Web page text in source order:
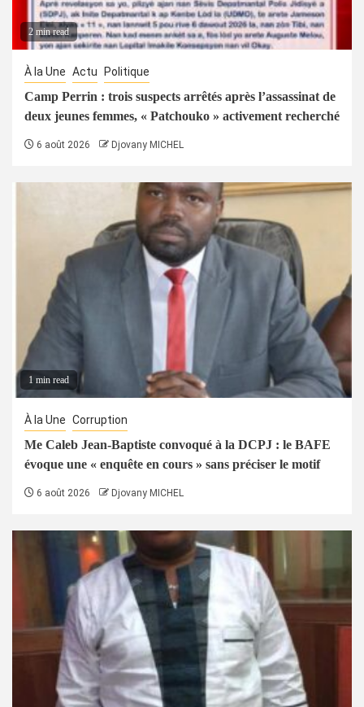
2 min read
À la Une Actu Politique
Camp Perrin : trois suspects arrêtés après l’assassinat de
deux jeunes femmes, « Patchouko » activement recherché
6 août 2026 Djovany MICHEL
1 min read
À la Une Corruption
Me Caleb Jean-Baptiste convoqué à la DCPJ : le BAFE
évoque une « enquête en cours » sans préciser le motif
6 août 2026 Djovany MICHEL